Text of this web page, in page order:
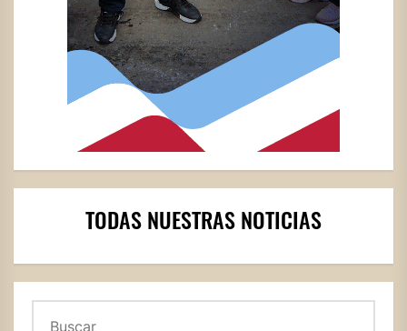
TODAS NUESTRAS NOTICIAS